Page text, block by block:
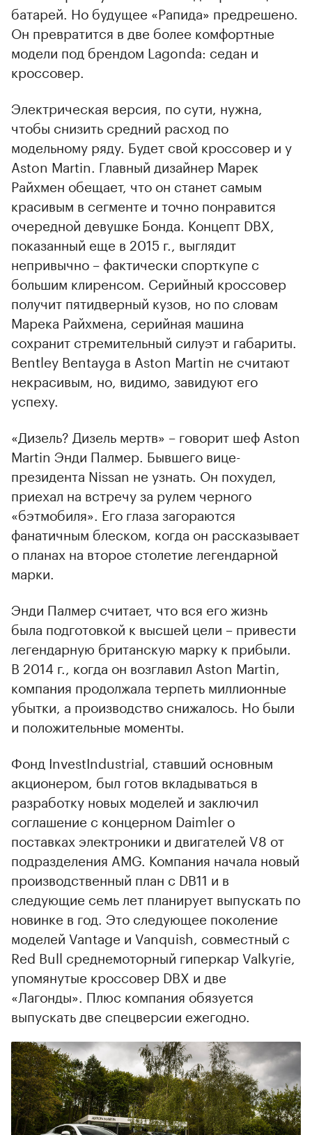
батарей. Но будущее «Рапида» предрешено.
Он превратится в две более комфортные
модели под брендом Lagonda: седан и
кроссовер.
Электрическая версия, по сути, нужна,
чтобы снизить средний расход по
модельному ряду. Будет свой кроссовер и у
Aston Martin. Главный дизайнер Марек
Райхмен обещает, что он станет самым
красивым в сегменте и точно понравится
очередной девушке Бонда. Концепт DBX,
показанный еще в 2015 г., выглядит
непривычно – фактически спорткупе с
большим клиренсом. Серийный кроссовер
получит пятидверный кузов, но по словам
Марека Райхмена, серийная машина
сохранит стремительный силуэт и габариты.
Bentley Bentayga в Aston Martin не считают
некрасивым, но, видимо, завидуют его
успеху.
«Дизель? Дизель мертв» – говорит шеф Aston
Martin Энди Палмер. Бывшего вице-
президента Nissan не узнать. Он похудел,
приехал на встречу за рулем черного
«бэтмобиля». Его глаза загораются
фанатичным блеском, когда он рассказывает
о планах на второе столетие легендарной
марки.
Энди Палмер считает, что вся его жизнь
была подготовкой к высшей цели – привести
легендарную британскую марку к прибыли.
В 2014 г., когда он возглавил Aston Martin,
компания продолжала терпеть миллионные
убытки, а производство снижалось. Но были
и положительные моменты.
Фонд InvestIndustrial, ставший основным
акционером, был готов вкладываться в
разработку новых моделей и заключил
соглашение с концерном Daimler о
поставках электроники и двигателей V8 от
подразделения AMG. Компания начала новый
производственный план с DB11 и в
следующие семь лет планирует выпускать по
новинке в год. Это следующее поколение
моделей Vantage и Vanquish, совместный с
Red Bull среднемоторный гиперкар Valkyrie,
упомянутые кроссовер DBX и две
«Лагонды». Плюс компания обязуется
выпускать две спецверсии ежегодно.